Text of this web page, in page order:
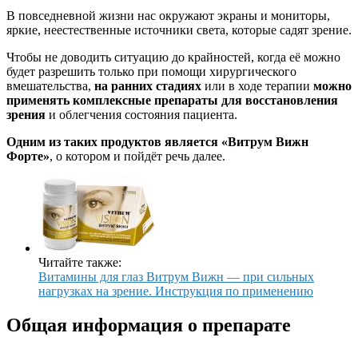
В повседневной жизни нас окружают экраны и мониторы,
яркие, неестественные источники света, которые садят зрение.
Чтобы не доводить ситуацию до крайностей, когда её можно
будет разрешить только при помощи хирургического
вмешательства, на ранних стадиях или в ходе терапии можно
применять комплексные препараты для восстановления
зрения и облегчения состояния пациента.
Одним из таких продуктов является «Витрум Вижн
Форте», о котором и пойдёт речь далее.
Читайте также:
Витамины для глаз Витрум Вижн — при сильных
нагрузках на зрение. Инструкция по применению
Общая информация о препарате